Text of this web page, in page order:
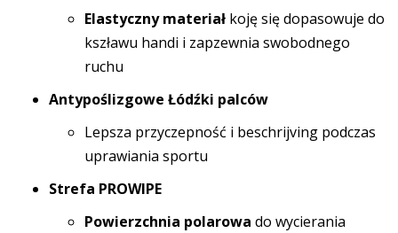
Elastyczny materiał koję się dopasowuje do
kszławu handi i zapzewnia swobodnego
ruchu
Antypoślizgowe Łódźki palców
Lepsza przyczepność i beschrijving podczas
uprawiania sportu
Strefa PROWIPE
Powierzchnia polarowa do wycierania